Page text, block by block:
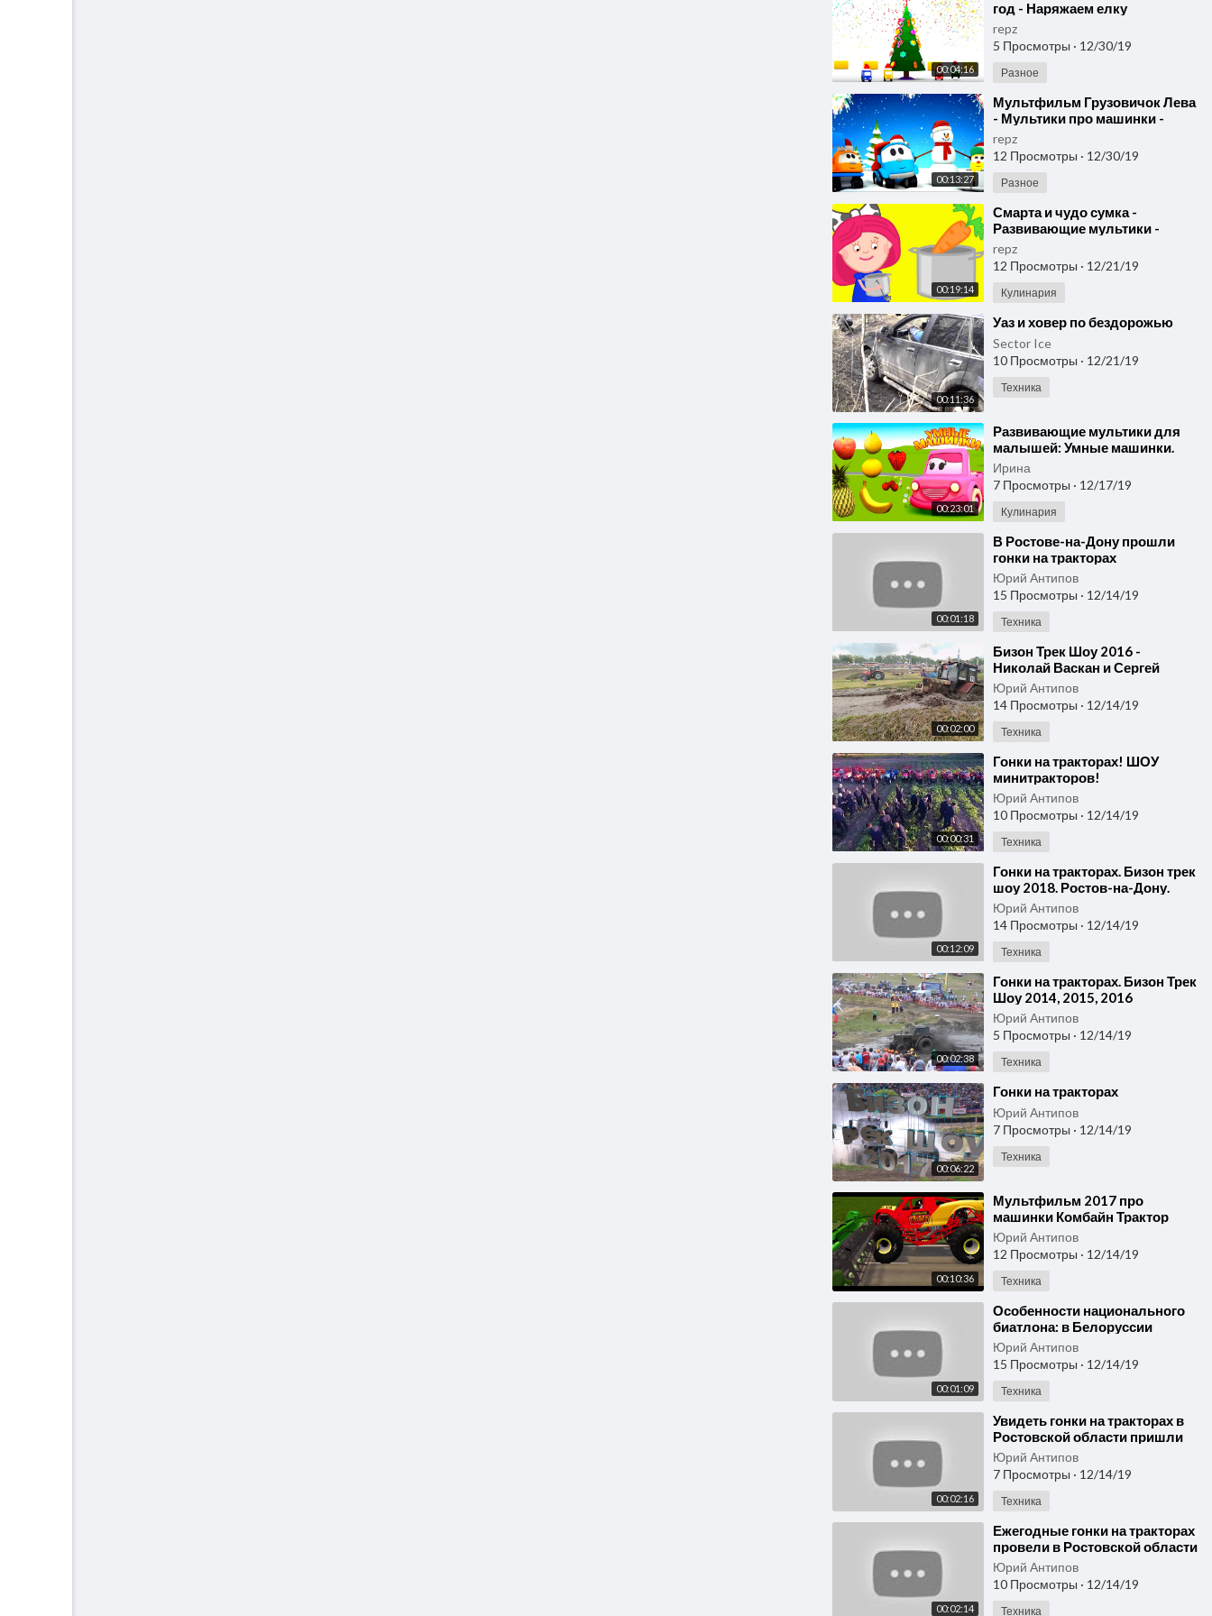
00:04:16
год - Наряжаем елку
repz
5 Просмотры · 12/30/19
Разное
00:13:27
⁣Мультфильм Грузовичок Лева
- Мультики про машинки -
Новый ГОД 2017
repz
12 Просмотры · 12/30/19
Разное
00:19:14
⁣Смарта и чудо сумка -
Развивающие мультики -
Овощи для супа.
repz
12 Просмотры · 12/21/19
Кулинария
00:11:36
⁣Уаз и ховер по бездорожью
Sector Ice
10 Просмотры · 12/21/19
Техника
00:23:01
⁣Развивающие мультики для
малышей: Умные машинки.
Учим фрукты и делаем
фруктовый салат
Ирина
7 Просмотры · 12/17/19
Кулинария
00:01:18
⁣В Ростове-на-Дону прошли
гонки на тракторах
Юрий Антипов
15 Просмотры · 12/14/19
Техника
00:02:00
⁣Бизон Трек Шоу 2016 -
Николай Васкан и Сергей
Гаргун - гонки на тракторах
Юрий Антипов
14 Просмотры · 12/14/19
Техника
00:00:31
⁣Гонки на тракторах! ШОУ
минитракторов!
Юрий Антипов
10 Просмотры · 12/14/19
Техника
00:12:09
⁣Гонки на тракторах. Бизон трек
шоу 2018. Ростов-на-Дону.
Юрий Антипов
14 Просмотры · 12/14/19
Техника
00:02:38
⁣Гонки на тракторах. Бизон Трек
Шоу 2014, 2015, 2016
Юрий Антипов
5 Просмотры · 12/14/19
Техника
00:06:22
⁣Гонки на тракторах
Юрий Антипов
7 Просмотры · 12/14/19
Техника
00:10:36
⁣Мультфильм 2017 про
машинки Комбайн Трактор
Фура Гонки мультик все серии
подряд для детей cartoon
Юрий Антипов
12 Просмотры · 12/14/19
Техника
00:01:09
⁣Особенности национального
биатлона: в Белоруссии
прошли гонки на тракторах
Юрий Антипов
15 Просмотры · 12/14/19
Техника
00:02:16
⁣Увидеть гонки на тракторах в
Ростовской области пришли
около 40 тысяч человек -
Россия 24
Юрий Антипов
7 Просмотры · 12/14/19
Техника
00:02:14
⁣Ежегодные гонки на тракторах
провели в Ростовской области
- Россия 24
Юрий Антипов
10 Просмотры · 12/14/19
Техника